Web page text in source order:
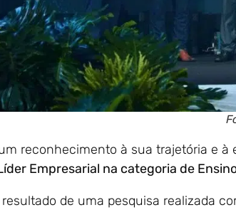
reconhecimento à sua trajetória e à
Empresarial na categoria de
resultado de uma pesquisa realizada